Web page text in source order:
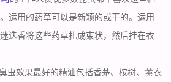
运用的药草可以是新颖的或干的。运用
迭香将这些药草扎成束状，然后挂在衣
虫效果最好的精油包括香茅、桉树、薰衣